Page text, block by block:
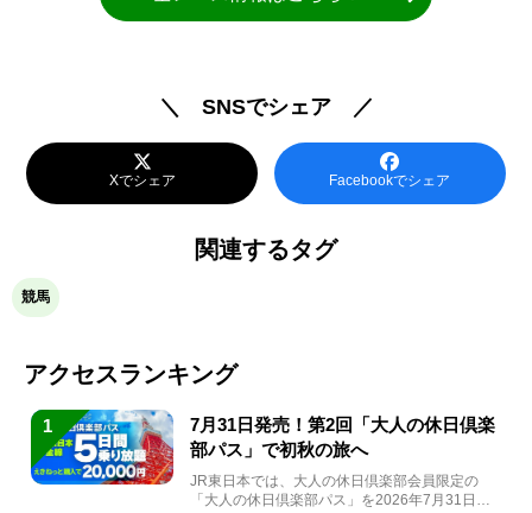
＼ SNSでシェア ／
Xでシェア Facebookでシェア
関連するタグ
競馬
アクセスランキング
1
7月31日発売！第2回「大人の休日倶楽
部パス」で初秋の旅へ
JR東日本では、大人の休日倶楽部会員限定の
「大人の休日倶楽部パス」を2026年7月31日